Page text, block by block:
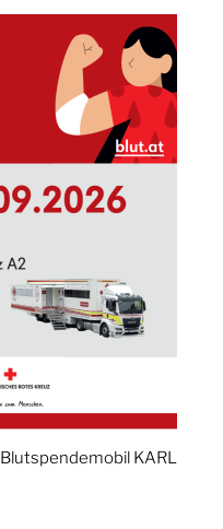
KARL